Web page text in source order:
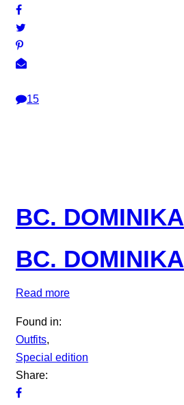
15
BC. DOMINIKA
BC. DOMINIKA
Read more
Found in:
Outfits,
Special edition
Share: